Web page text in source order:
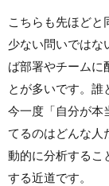
こちらも先ほどと
少ない問いではな
ば部署やチームに
とが多いです。誰
今一度「自分が本
てるのはどんな人
動的に分析するこ
する近道です。